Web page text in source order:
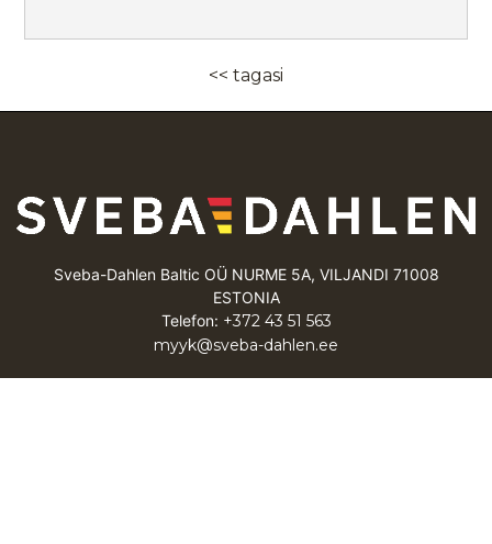
<< tagasi
Sveba-Dahlen Baltic OÜ NURME 5A, VILJANDI 71008
ESTONIA
Telefon: +372 43 51 563
myyk@sveba-dahlen.ee